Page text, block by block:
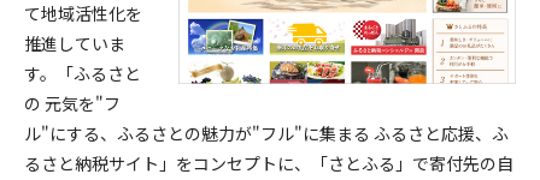
て地域活性化を
推進していま
す。「ふるさと
の 元気を"フ
ル"にする、ふるさとの魅力が"フル"に集まる ふるさと応援、ふ
るさと納税サイト」をコンセプトに、「さとふる」で寄付先の自